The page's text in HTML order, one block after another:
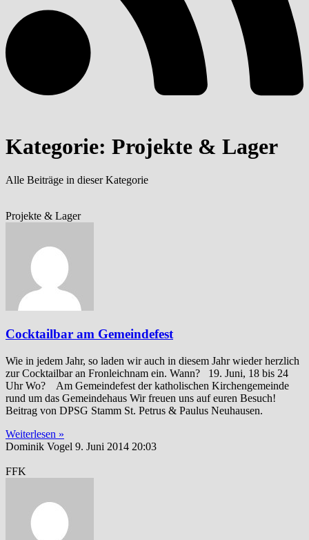
Kategorie: Projekte & Lager
Alle Beiträge in dieser Kategorie
Projekte & Lager
Cocktailbar am Gemeindefest
Wie in jedem Jahr, so laden wir auch in diesem Jahr wieder herzlich
zur Cocktailbar an Fronleichnam ein. Wann? 19. Juni, 18 bis 24
Uhr Wo? Am Gemeindefest der katholischen Kirchengemeinde
rund um das Gemeindehaus Wir freuen uns auf euren Besuch!
Beitrag von DPSG Stamm St. Petrus & Paulus Neuhausen.
Weiterlesen »
Dominik Vogel 9. Juni 2014 20:03
FFK